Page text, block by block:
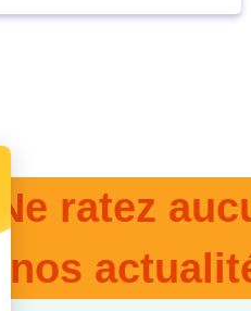
Ne ratez
nos